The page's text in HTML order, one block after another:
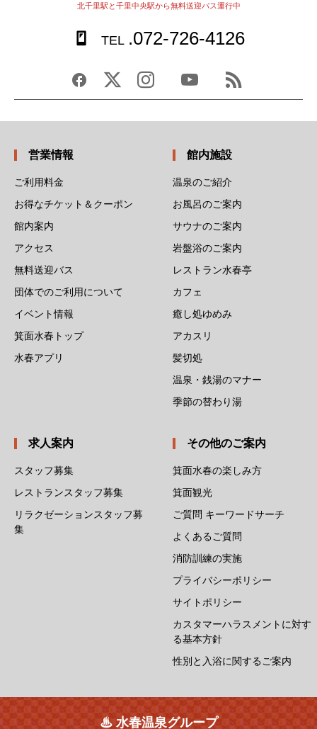
北千里駅と千里中央駅から無料送迎バス運行中
TEL .072-726-4126
営業情報
ご利用料金
お得なチケット＆クーポン
館内案内
アクセス
無料送迎バス
団体でのご利用について
イベント情報
箕面水春トップ
水春アプリ
館内施設
温泉のご紹介
お風呂のご案内
サウナのご案内
岩盤浴のご案内
レストラン水春亭
カフェ
癒し処ゆめみ
アカスリ
髪切処
温泉・銭湯のマナー
季節の替わり湯
求人案内
スタッフ募集
レストランスタッフ募集
リラクゼーションスタッフ募
集
その他のご案内
箕面水春の楽しみ方
箕面観光
ご質問 キーワードサーチ
よくあるご質問
消防訓練の実施
プライバシーポリシー
サイトポリシー
カスタマーハラスメントに対す
る基本方針
性別と入浴に関するご案内
♨ 水春温泉グループ